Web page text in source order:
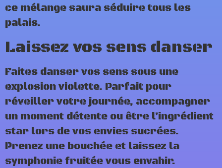
ce mélange saura séduire tous les
palais.
Laissez vos sens danser
Faites danser vos sens sous une
explosion violette. Parfait pour
réveiller votre journée, accompagner
un moment détente ou être l’ingrédient
star lors de vos envies sucrées.
Prenez une bouchée et laissez la
symphonie fruitée vous envahir.